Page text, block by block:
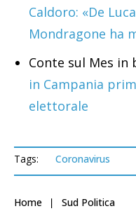
Caldoro: «De
Mondragone ha
Conte sul Mes in
in Campania
elettorale
Tags: Coronavirus
Home Sud Politica